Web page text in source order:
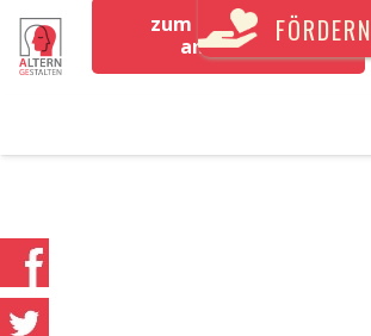
zum Newsletter
anmeldenFÖRDERN